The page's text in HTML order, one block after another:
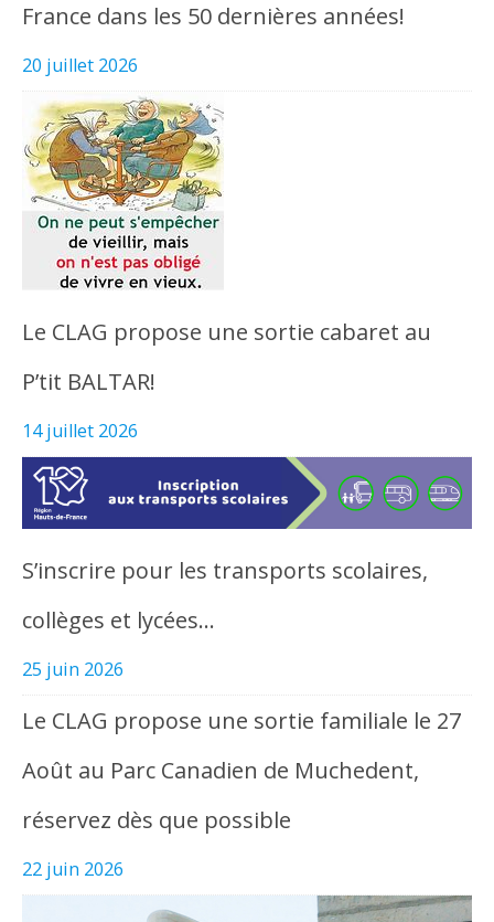
France dans les 50 dernières années!
20 juillet 2026
Le CLAG propose une sortie cabaret au
P’tit BALTAR!
14 juillet 2026
S’inscrire pour les transports scolaires,
collèges et lycées…
25 juin 2026
Le CLAG propose une sortie familiale le 27
Août au Parc Canadien de Muchedent,
réservez dès que possible
22 juin 2026